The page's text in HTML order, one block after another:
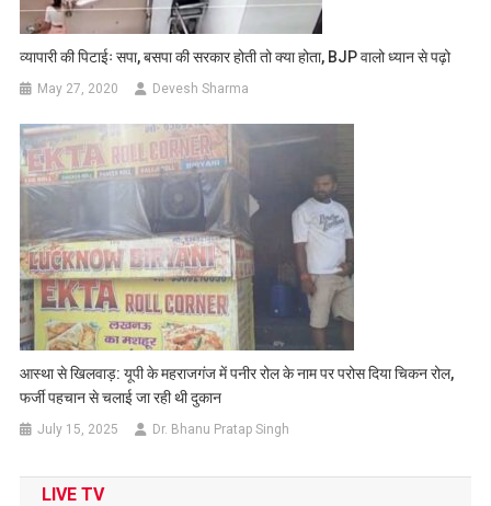
व्यापारी की पिटाईः सपा, बसपा की सरकार होती तो क्या होता, BJP वालो ध्यान से पढ़ो
May 27, 2020 Devesh Sharma
आस्था से खिलवाड़: यूपी के महराजगंज में पनीर रोल के नाम पर परोस दिया चिकन रोल,
फर्जी पहचान से चलाई जा रही थी दुकान
July 15, 2025 Dr. Bhanu Pratap Singh
LIVE TV